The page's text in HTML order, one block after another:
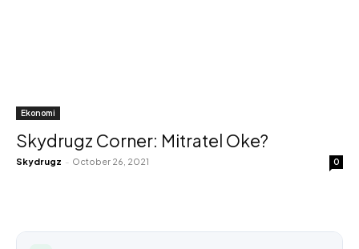
Ekonomi
Skydrugz Corner: Mitratel Oke?
Skydrugz - October 26, 2021 0